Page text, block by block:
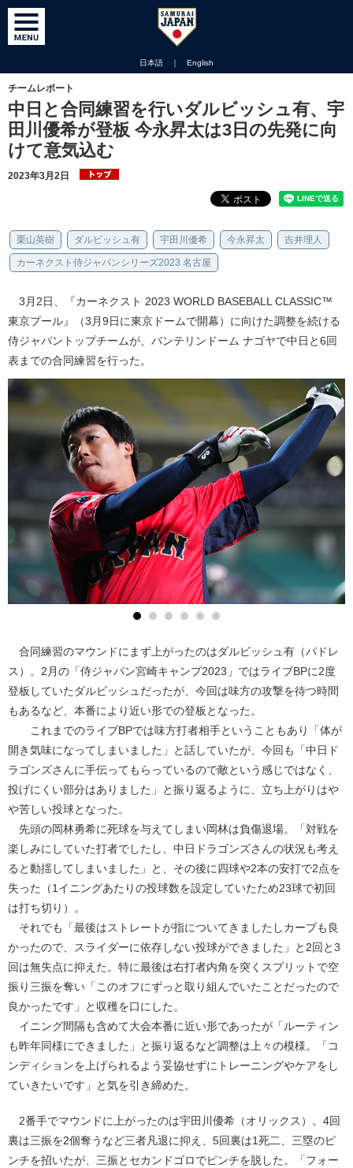
日本語 ｜ English
チームレポート
中日と合同練習を行いダルビッシュ有、宇
田川優希が登板 今永昇太は3日の先発に向
けて意気込む
2023年3月2日
栗山英樹 ダルビッシュ有 宇田川優希 今永昇太 吉井理人
カーネクスト侍ジャパンシリーズ2023 名古屋
3月2日、『カーネクスト 2023 WORLD BASEBALL CLASSIC™
東京プール』（3月9日に東京ドームで開幕）に向けた調整を続ける
侍ジャパントップチームが、バンテリンドーム ナゴヤで中日と6回
表までの合同練習を行った。
合同練習のマウンドにまず上がったのはダルビッシュ有（パドレ
ス）。2月の「侍ジャパン宮崎キャンプ2023」ではライブBPに2度
登板していたダルビッシュだったが、今回は味方の攻撃を待つ時間
もあるなど、本番により近い形での登板となった。
これまでのライブBPでは味方打者相手ということもあり「体が
開き気味になってしまいました」と話していたが、今回も「中日ド
ラゴンズさんに手伝ってもらっているので敵という感じではなく、
投げにくい部分はありました」と振り返るように、立ち上がりはや
や苦しい投球となった。
先頭の岡林勇希に死球を与えてしまい岡林は負傷退場。「対戦を
楽しみにしていた打者でしたし、中日ドラゴンズさんの状況も考え
ると動揺してしまいました」と、その後に四球や2本の安打で2点を
失った（1イニングあたりの投球数を設定していたため23球で初回
は打ち切り）。
それでも「最後はストレートが指についてきましたしカーブも良
かったので、スライダーに依存しない投球ができました」と2回と3
回は無失点に抑えた。特に最後は右打者内角を突くスプリットで空
振り三振を奪い「このオフにずっと取り組んでいたことだったので
良かったです」と収穫を口にした。
イニング間隔も含めて大会本番に近い形であったが「ルーティン
も昨年同様にできました」と振り返るなど調整は上々の模様。「コ
ンディションを上げられるよう妥協せずにトレーニングやケアをし
ていきたいです」と気を引き締めた。
2番手でマウンドに上がったのは宇田川優希（オリックス）。4回
裏は三振を2個奪うなど三者凡退に抑え、5回裏は1死二、三塁のピ
ンチを招いたが、三振とセカンドゴロでピンチを脱した。「フォー